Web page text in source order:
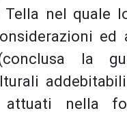
Tella nel quale
ed
la
attuati nella